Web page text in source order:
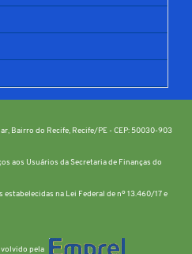
Bairro do Recife, Recife/PE - CEP: 50030-903
aos Usuários da Secretaria de Finanças do
estabelecidas na Lei Federal de nº 13.460/17 e
pela